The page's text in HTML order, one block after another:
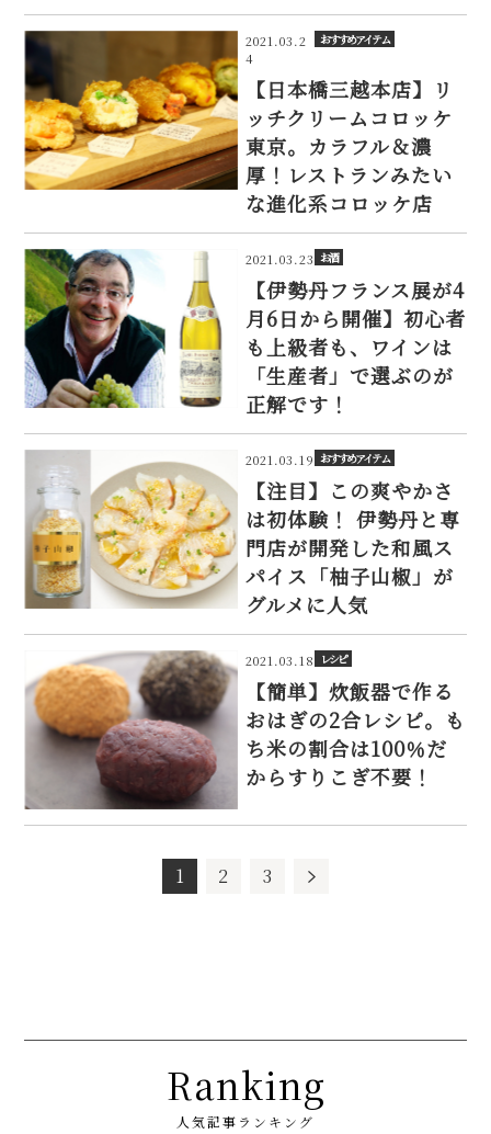
2021.03.2
4
おすすめアイテム
【日本橋三越本店】リ
ッチクリームコロッケ
東京。カラフル＆濃
厚！レストランみたい
な進化系コロッケ店
2021.03.23 お酒
【伊勢丹フランス展が4
月6日から開催】初心者
も上級者も、ワインは
「生産者」で選ぶのが
正解です！
2021.03.19 おすすめアイテム
【注目】この爽やかさ
は初体験！ 伊勢丹と専
門店が開発した和風ス
パイス「柚子山椒」が
グルメに人気
2021.03.18 レシピ
【簡単】炊飯器で作る
おはぎの2合レシピ。も
ち米の割合は100％だ
からすりこぎ不要！
1 2 3
Ranking
人気記事ランキング